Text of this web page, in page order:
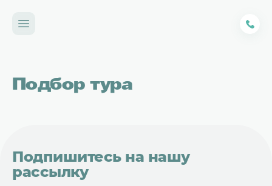
Подбор тура
Подпишитесь на нашу
рассылку